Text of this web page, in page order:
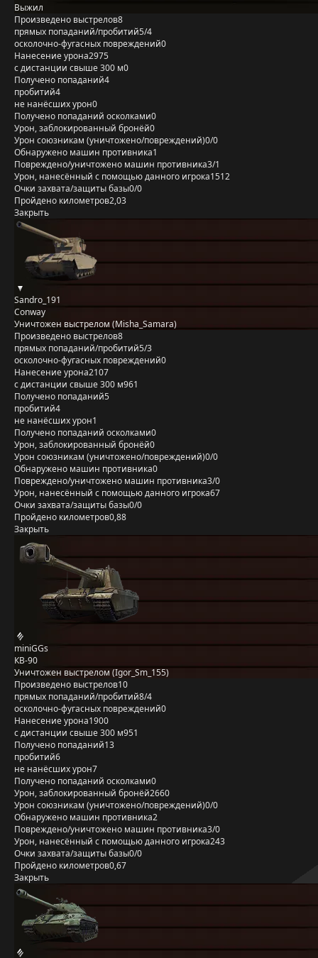
Выжил
Произведено выстрелов8
прямых попаданий/пробитий5/4
осколочно-фугасных повреждений0
Нанесение урона2975
с дистанции свыше 300 м0
Получено попаданий4
пробитий4
не нанёсших урон0
Получено попаданий осколками0
Урон, заблокированный бронёй0
Урон союзникам (уничтожено/повреждений)0/0
Обнаружено машин противника1
Повреждено/уничтожено машин противника3/1
Урон, нанесённый с помощью данного игрока1512
Очки захвата/защиты базы0/0
Пройдено километров2,03
Закрыть
Sandro_191
Conway
Уничтожен выстрелом (Misha_Samara)
Произведено выстрелов8
прямых попаданий/пробитий5/3
осколочно-фугасных повреждений0
Нанесение урона2107
с дистанции свыше 300 м961
Получено попаданий5
пробитий4
не нанёсших урон1
Получено попаданий осколками0
Урон, заблокированный бронёй0
Урон союзникам (уничтожено/повреждений)0/0
Обнаружено машин противника0
Повреждено/уничтожено машин противника3/0
Урон, нанесённый с помощью данного игрока67
Очки захвата/защиты базы0/0
Пройдено километров0,88
Закрыть
miniGGs
КВ-90
Уничтожен выстрелом (Igor_Sm_155)
Произведено выстрелов10
прямых попаданий/пробитий8/4
осколочно-фугасных повреждений0
Нанесение урона1900
с дистанции свыше 300 м951
Получено попаданий13
пробитий6
не нанёсших урон7
Получено попаданий осколками0
Урон, заблокированный бронёй2660
Урон союзникам (уничтожено/повреждений)0/0
Обнаружено машин противника2
Повреждено/уничтожено машин противника3/0
Урон, нанесённый с помощью данного игрока243
Очки захвата/защиты базы0/0
Пройдено километров0,67
Закрыть